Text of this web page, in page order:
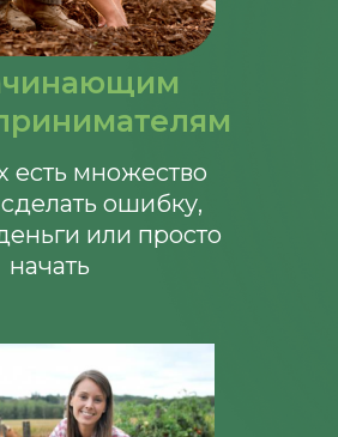
есть множество
сделать ошибку,
или просто
начать